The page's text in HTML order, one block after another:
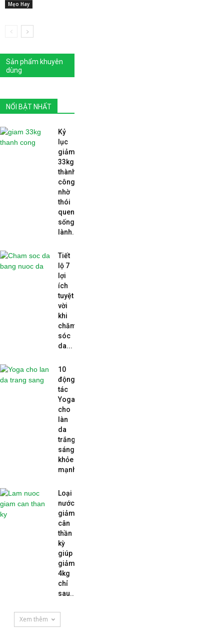
Mẹo Hay
Sản phẩm khuyên
dùng
NỔI BẬT NHẤT
Kỷ
lục
giảm
33kg
thành
công
nhờ
thói
quen
sống
lành...
Tiết
lộ 7
lợi
ích
tuyệt
vời
khi
chăm
sóc
da...
10
động
tác
Yoga
cho
làn
da
trắng
sáng,
khỏe
mạnh...
Loại
nước
giảm
cân
thần
kỳ
giúp
giảm
4kg
chỉ
sau...
Xem thêm